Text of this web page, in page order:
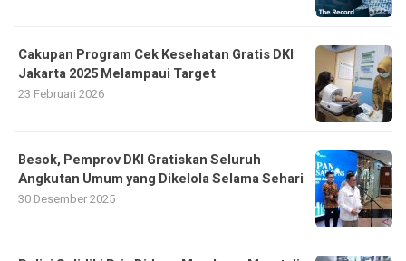
Cakupan Program Cek Kesehatan Gratis DKI
Jakarta 2025 Melampaui Target
23 Februari 2026
Besok, Pemprov DKI Gratiskan Seluruh
Angkutan Umum yang Dikelola Selama Sehari
30 Desember 2025